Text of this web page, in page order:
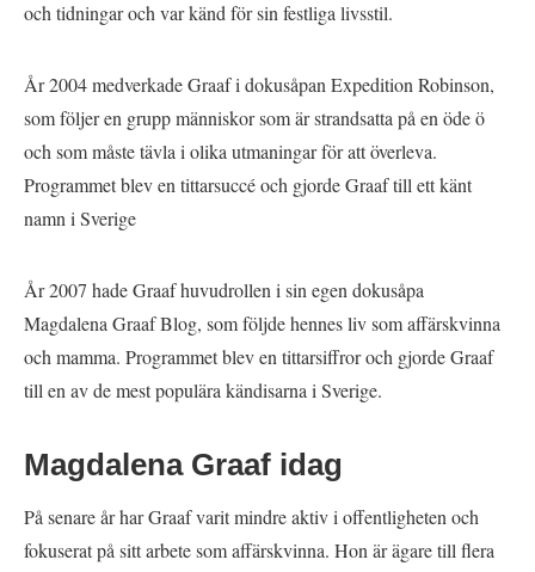
och tidningar och var känd för sin festliga livsstil.
År 2004 medverkade Graaf i dokusåpan Expedition Robinson,
som följer en grupp människor som är strandsatta på en öde ö
och som måste tävla i olika utmaningar för att överleva.
Programmet blev en tittarsuccé och gjorde Graaf till ett känt
namn i Sverige
År 2007 hade Graaf huvudrollen i sin egen dokusåpa
Magdalena Graaf Blog, som följde hennes liv som affärskvinna
och mamma. Programmet blev en tittarsiffror och gjorde Graaf
till en av de mest populära kändisarna i Sverige.
Magdalena Graaf idag
På senare år har Graaf varit mindre aktiv i offentligheten och
fokuserat på sitt arbete som affärskvinna. Hon är ägare till flera